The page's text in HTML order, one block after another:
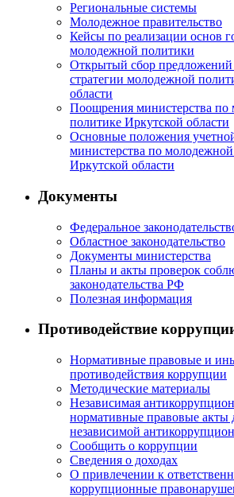
Региональные системы
Молодежное правительство
Кейсы по реализации основ
молодежной политики
Открытый сбор
стратегии молодежной
области
Поощрения министерства по
политике Иркутской области
Основные положения
министерства по
Иркутской области
Документы
Федеральное
Областное законодательство
Документы министерства
Планы и акты проверок
законодательства РФ
Полезная информация
Противодействие
Нормативные правовые и
противодействия коррупции
Методические материалы
Независимая
нормативные правовые акты
независимой
Сообщить о коррупции
Сведения о доходах
О привлечении к
коррупционные